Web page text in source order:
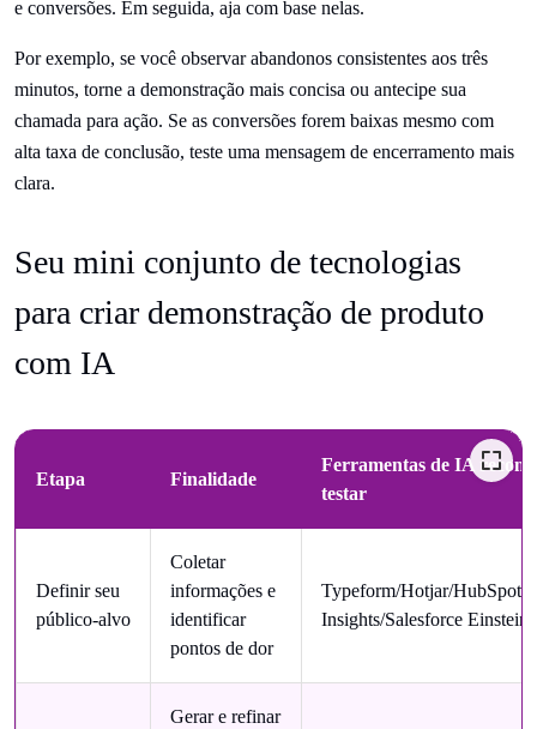
e conversões. Em seguida, aja com base nelas.
Por exemplo, se você observar abandonos consistentes aos três
minutos, torne a demonstração mais concisa ou antecipe sua
chamada para ação. Se as conversões forem baixas mesmo com
alta taxa de conclusão, teste uma mensagem de encerramento mais
clara.
Seu mini conjunto de tecnologias
para criar demonstração de produto
com IA
Etapa Finalidade
Ferramentas de IA
testar
Definir seu
público-alvo
Coletar
informações e
identificar
pontos de dor
Typeform/Hotjar/HubSpot
Insights/Salesforce Einstein
Gerar e refinar